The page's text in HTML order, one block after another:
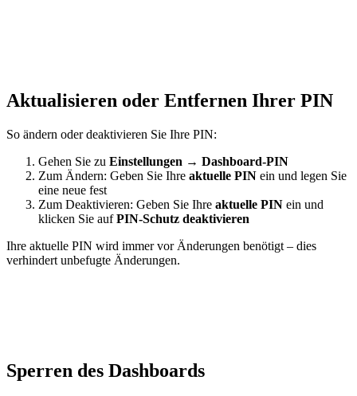
Aktualisieren oder Entfernen Ihrer PIN
So ändern oder deaktivieren Sie Ihre PIN:
Gehen Sie zu Einstellungen → Dashboard-PIN
Zum Ändern: Geben Sie Ihre aktuelle PIN ein und legen Sie
eine neue fest
Zum Deaktivieren: Geben Sie Ihre aktuelle PIN ein und
klicken Sie aufPIN-Schutz deaktivieren
Ihre aktuelle PIN wird immer vor Änderungen benötigt – dies
verhindert unbefugte Änderungen.
Sperren des Dashboards